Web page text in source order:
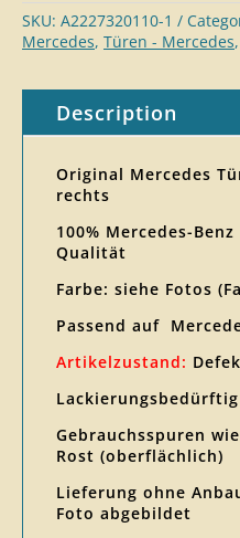
SKU: A2227320110-1
Mercedes, Türen - Mercedes,
Description
Original Mercedes
rechts
100% Mercedes-
Qualität
Farbe: siehe Fotos
Passend auf
Artikelzustand:
Lackierungsbedürftig
Gebrauchsspuren
Rost (oberflächlich)
Lieferung ohne
Foto abgebildet